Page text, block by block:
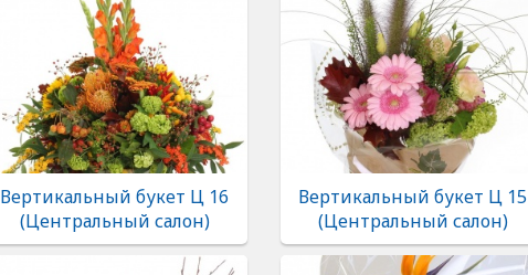
Вертикальный букет Ц 16
(Центральный салон)
Вертикальный букет Ц 15
(Центральный салон)